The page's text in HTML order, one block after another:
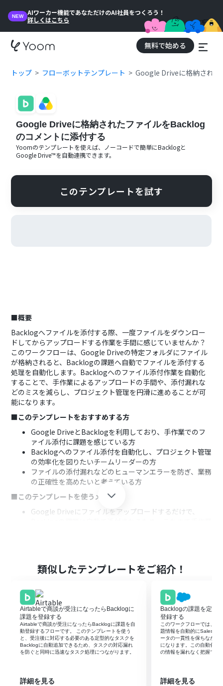
NEW
AIワーカー機能であなただけのAI社員をつくろう！
詳しくはこちら
無料で始める
トップ フローボットテンプレート Google Driveに格納され
Google Driveに格納されたファイルをBacklog
のコメントに添付する
Yoomのテンプレートを使えば、ノーコードで簡単にBacklogと
Google Drive™を自動連携できます。
このテンプレートを試す
■概要
Backlogへファイルを添付する際、一度ファイルをダウンロー
ドしてからアップロードする作業を手間に感じていませんか？
このワークフローは、Google Driveの特定フォルダにファイル
が格納されると、Backlogの課題へ自動でファイルを添付する
処理を自動化します。Backlogへのファイル添付作業を自動化
することで、手作業によるアップロードの手間や、添付漏れな
どのミスを減らし、プロジェクト管理を円滑に進めることが可
能になります。
■このテンプレートをおすすめする方
Google DriveとBacklogを利用しており、手作業でのフ
ァイル添付に課題を感じている方
Backlogへのファイル添付を自動化し、プロジェクト管理
の効率化を図りたいチームリーダーの方
ファイルの添付漏れなどのヒューマンエラーを防ぎ、業務
の正確性を高めたいと考えている方
■このテンプレートを使うメリット
Google Driveにファイルをアップロードするだけで、
■フローボットの流れ
はじめに、Google DriveとBacklogをYoomと連携しま
す。
トリガーでGoogle Driveを選択し、「特定のフォルダ内
に新しくファイル・フォルダが作成されたら」アクション
を設定します。
次に、オペレーションでGoogle Driveの「ファイルをダ
ウンロードする」アクションを設定し、トリガーで検知し
を設定し、ファイルを添付するための課題を新たに作成
類似したテンプレートをご紹介！
Airtableで商談が受注になったらBacklogに
課題を登録する
Airtableで商談が受注になったらBacklogに課題を自
動登録するフローです。 このテンプレートを使う
と、受注後に対応する必要のある定型的なタスクを
Backlogに自動追加できるため、タスクの対応漏れ
を防ぐと同時に迅速なタスク処理につながります。
詳細を見る
Backlogの課題を定期
登録する
このワークフローでは、
題情報を自動的に
ータの一貫性を保ちながら
になります。この自動化に
の情報を漏れなく把握でき
詳細を見る